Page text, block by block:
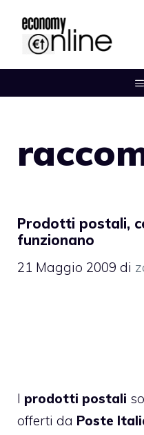
contenuto
Prodotti postali,
funzionano
21 Maggio 2009 di
I prodotti postali
offerti da Poste